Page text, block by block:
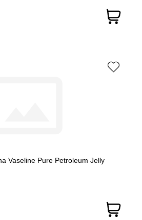
Vaseline Pure Petroleum Jelly